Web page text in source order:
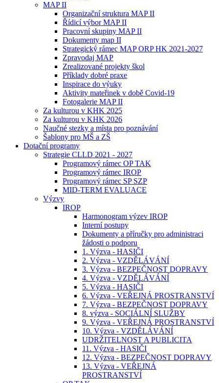
MAP II
Organizační struktura MAP II
Řídicí výbor MAP II
Pracovní skupiny MAP II
Dokumenty map II
Strategický rámec MAP ORP HK 2021-2027
Zpravodaj MAP
Zrealizované projekty škol
Příklady dobré praxe
Inspirace do výuky
Aktivity mateřinek v době Covid-19
Fotogalerie MAP II
Za kulturou v KHK 2025
Za kulturou v KHK 2026
Naučné stezky a místa pro poznávání
Šablony pro MŠ a ZŠ
Dotační programy
Strategie CLLD 2021 - 2027
Programový rámec OP TAK
Programový rámec IROP
Programový rámec SP SZP
MID-TERM EVALUACE
Výzvy
IROP
Harmonogram výzev IROP
Interní postupy
Dokumenty a příručky pro administraci
žádosti o podporu
1. Výzva - HASIČI
2. Výzva - VZDĚLÁVÁNÍ
3. Výzva - BEZPEČNOST DOPRAVY
4. Výzva - VZDĚLÁVÁNÍ
5. Výzva - HASIČI
6. Výzva - VEŘEJNÁ PROSTRANSTVÍ
7. Výzva - BEZPEČNOST DOPRAVY
8. výzva - SOCIÁLNÍ SLUŽBY
9. Výzva - VEŘEJNÁ PROSTRANSTVÍ
10. Výzva - VZDĚLÁVÁNÍ
UDRŽITELNOST A PUBLICITA
11. Výzva - HASIČI
12. Výzva - BEZPEČNOST DOPRAVY
13. Výzva - VEŘEJNÁ
PROSTRANSTVÍ